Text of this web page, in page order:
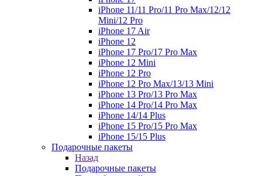
iPhone 11/11 Pro/11 Pro Max/12/12
Mini/12 Pro
iPhone 17 Air
iPhone 12
iPhone 17 Pro/17 Pro Max
iPhone 12 Mini
iPhone 12 Pro
iPhone 12 Pro Max/13/13 Mini
iPhone 13 Pro/13 Pro Max
iPhone 14 Pro/14 Pro Max
iPhone 14/14 Plus
iPhone 15 Pro/15 Pro Max
iPhone 15/15 Plus
Подарочные пакеты
Назад
Подарочные пакеты